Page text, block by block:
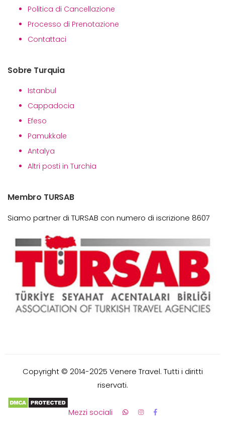
Politica di Cancellazione
Processo di Prenotazione
Contattaci
Sobre Turquia
Istanbul
Cappadocia
Efeso
Pamukkale
Antalya
Altri posti in Turchia
Membro TURSAB
Siamo partner di TURSAB con numero di iscrizione 8607
Copyright © 2014-2025 Venere Travel. Tutti i diritti
riservati.
Mezzi sociali